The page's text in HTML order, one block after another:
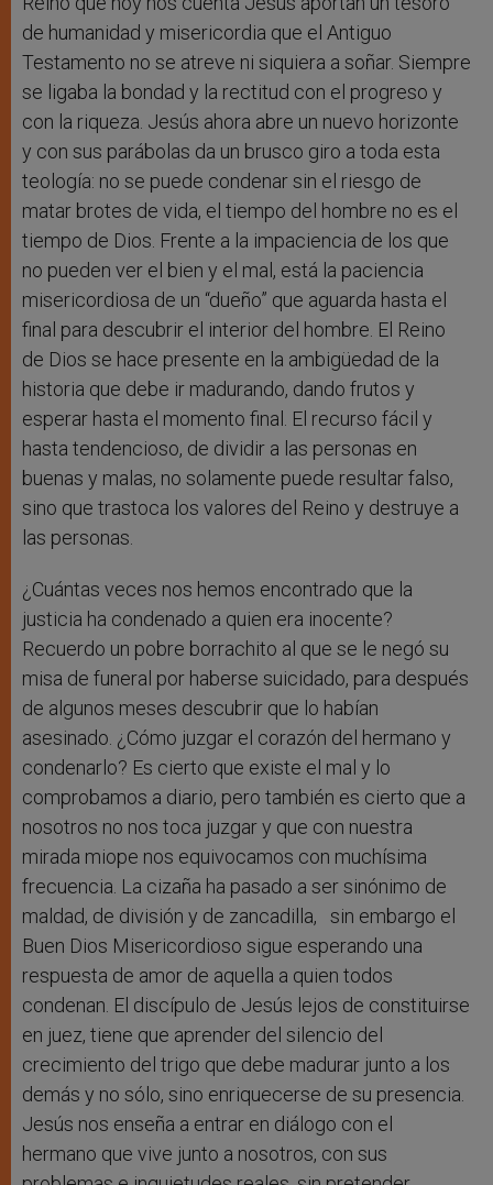
de humanidad y misericordia que el Antiguo
Testamento no se atreve ni siquiera a soñar. Siempre
se ligaba la bondad y la rectitud con el progreso y
con la riqueza. Jesús ahora abre un nuevo horizonte
y con sus parábolas da un brusco giro a toda esta
teología: no se puede condenar sin el riesgo de
matar brotes de vida, el tiempo del hombre no es el
tiempo de Dios. Frente a la impaciencia de los que
no pueden ver el bien y el mal, está la paciencia
misericordiosa de un “dueño” que aguarda hasta el
final para descubrir el interior del hombre. El Reino
de Dios se hace presente en la ambigüedad de la
historia que debe ir madurando, dando frutos y
esperar hasta el momento final. El recurso fácil y
hasta tendencioso, de dividir a las personas en
buenas y malas, no solamente puede resultar falso,
sino que trastoca los valores del Reino y destruye a
las personas.
¿Cuántas veces nos hemos encontrado que la
justicia ha condenado a quien era inocente?
Recuerdo un pobre borrachito al que se le negó su
misa de funeral por haberse suicidado, para después
de algunos meses descubrir que lo habían
asesinado. ¿Cómo juzgar el corazón del hermano y
condenarlo? Es cierto que existe el mal y lo
comprobamos a diario, pero también es cierto que a
nosotros no nos toca juzgar y que con nuestra
mirada miope nos equivocamos con muchísima
frecuencia. La cizaña ha pasado a ser sinónimo de
maldad, de división y de zancadilla, sin embargo el
Buen Dios Misericordioso sigue esperando una
respuesta de amor de aquella a quien todos
condenan. El discípulo de Jesús lejos de constituirse
en juez, tiene que aprender del silencio del
crecimiento del trigo que debe madurar junto a los
demás y no sólo, sino enriquecerse de su presencia.
Jesús nos enseña a entrar en diálogo con el
hermano que vive junto a nosotros, con sus